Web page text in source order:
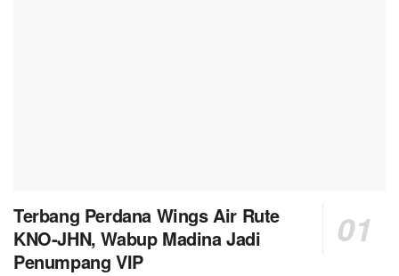
Terbang Perdana Wings Air Rute
KNO-JHN, Wabup Madina Jadi
Penumpang VIP